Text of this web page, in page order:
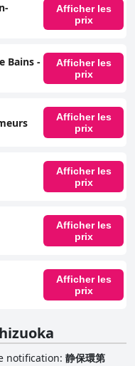
Afficher les
prix
Bains -
Afficher les
prix
Afficher les
prix
Afficher les
prix
Afficher les
prix
Afficher les
prix
notification: 静保環第